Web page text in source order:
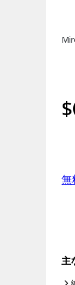
全般
$
無
主